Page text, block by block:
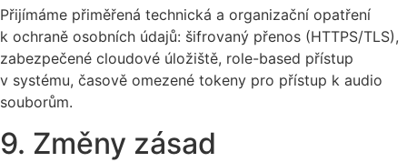
Přijímáme přiměřená technická a organizační opatření
k ochraně osobních údajů: šifrovaný přenos (HTTPS/TLS),
zabezpečené cloudové úložiště, role-based přístup
v systému, časově omezené tokeny pro přístup k audio
souborům.
9. Změny zásad